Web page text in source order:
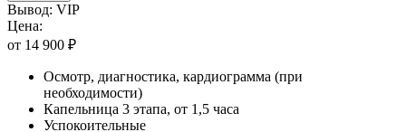
Вывод: VIP
Цена:
от 14 900 ₽
Осмотр, диагностика, кардиограмма (при
необходимости)
Капельница 3 этапа, от 1,5 часа
Успокоительные